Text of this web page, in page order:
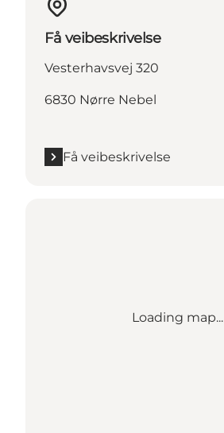
Få veibeskrivelse
Vesterhavsvej 320
6830 Nørre Nebel
Få veibeskrivelse
Loading map...